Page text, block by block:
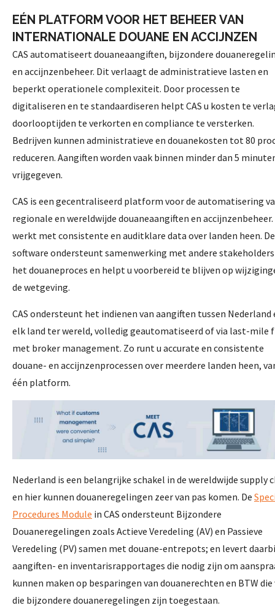
EÉN PLATFORM VOOR HET BEHEER VAN
INTERNATIONALE DOUANE EN ACCIJNZEN
CAS automatiseert douaneaangiften, bijzondere
en accijnzenbeheer. Dit verlaagt de administratieve lasten en
beperkt operationele complexiteit. Door processen te
digitaliseren en te standaardiseren helpt CAS u kosten te
doorlooptijden te verkorten en compliance te versterken.
Bedrijven kunnen administratieve en douanekosten tot 80
reduceren. Aangiften worden vaak binnen minder dan 5
vrijgegeven.
CAS is een gecentraliseerd platform voor de automatisering
regionale en wereldwijde douaneaangiften en accijnzenbeheer.
werkt met consistente en auditklare data over landen heen. De
software ondersteunt samenwerking met andere
het douaneproces en helpt u voorbereid te blijven op
de wetgeving.
CAS ondersteunt het indienen van aangiften tussen Nederland
elk land ter wereld, volledig geautomatiseerd of via last-mile
met broker management. Zo runt u accurate en consistente
douane- en accijnzenprocessen over meerdere landen heen,
één platform.
Nederland is een belangrijke schakel in de wereldwijde supply
en hier kunnen douaneregelingen zeer van pas komen. De
Procedures Module in CAS ondersteunt Bijzondere
Douaneregelingen zoals Actieve Veredeling (AV) en Passieve
Veredeling (PV) samen met douane-entrepots; en levert
aangiften- en inventarisrapportages die nodig zijn om
kunnen maken op besparingen van douanerechten en BTW die
die bijzondere douaneregelingen zijn toegestaan.